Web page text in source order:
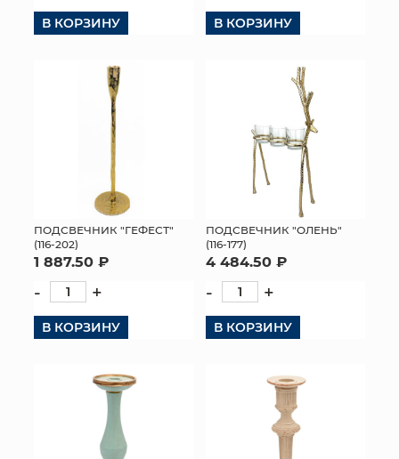
В КОРЗИНУ В КОРЗИНУ
ПОДСВЕЧНИК "ГЕФЕСТ"
(116-202)
1 887.50 ₽
- +
В КОРЗИНУ
ПОДСВЕЧНИК "ОЛЕНЬ"
(116-177)
4 484.50 ₽
- +
В КОРЗИНУ